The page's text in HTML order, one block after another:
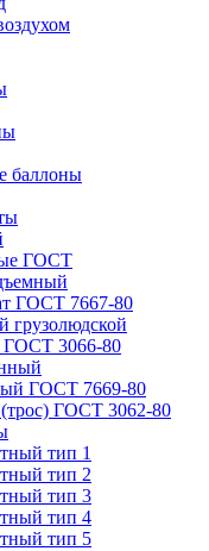
баллоны
ГОСТ
ГОСТ 7667-80
грузолюдской
ГОСТ 3066-80
ГОСТ 7669-80
ГОСТ 3062-80
тип 1
тип 2
тип 3
тип 4
тип 5